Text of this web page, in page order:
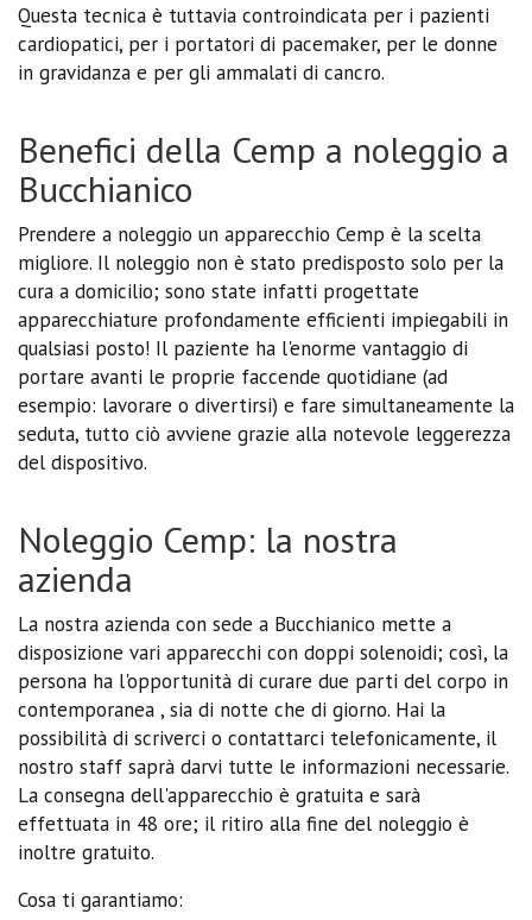
Questa tecnica è tuttavia controindicata per i pazienti
cardiopatici, per i portatori di pacemaker, per le donne
in gravidanza e per gli ammalati di cancro.
Benefici della Cemp a noleggio a
Bucchianico
Prendere a noleggio un apparecchio Cemp è la scelta
migliore. Il noleggio non è stato predisposto solo per la
cura a domicilio; sono state infatti progettate
apparecchiature profondamente efficienti impiegabili in
qualsiasi posto! Il paziente ha l'enorme vantaggio di
portare avanti le proprie faccende quotidiane (ad
esempio: lavorare o divertirsi) e fare simultaneamente la
seduta, tutto ciò avviene grazie alla notevole leggerezza
del dispositivo.
Noleggio Cemp: la nostra
azienda
La nostra azienda con sede a Bucchianico mette a
disposizione vari apparecchi con doppi solenoidi; così, la
persona ha l'opportunità di curare due parti del corpo in
contemporanea , sia di notte che di giorno. Hai la
possibilità di scriverci o contattarci telefonicamente, il
nostro staff saprà darvi tutte le informazioni necessarie.
La consegna dell'apparecchio è gratuita e sarà
effettuata in 48 ore; il ritiro alla fine del noleggio è
inoltre gratuito.
Cosa ti garantiamo: